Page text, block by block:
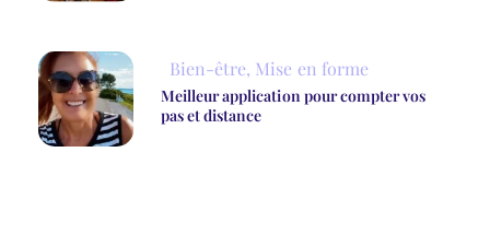
Bien-être, Mise en forme
Meilleur application pour compter vos
pas et distance